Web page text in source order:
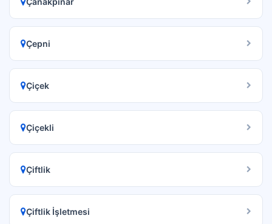
Çepni
Çiçek
Çiçekli
Çiftlik
Çiftlik İşletmesi